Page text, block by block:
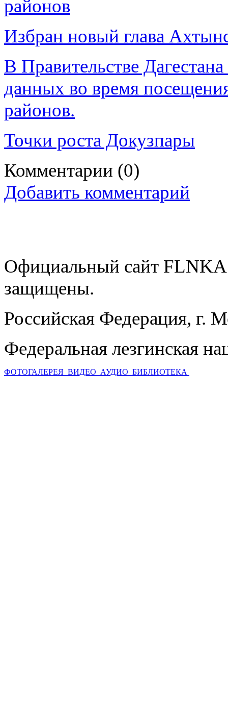
районов
Избран новый глава
В Правительстве
данных во время
районов.
Точки роста Докузпары
Комментарии (0)
Добавить комментарий
Официальный сайт
защищены.
Российская Федерация, г.
Федеральная лезгинская
ФОТОГАЛЕРЕЯ ВИДЕО АУДИО БИБЛИОТЕКА